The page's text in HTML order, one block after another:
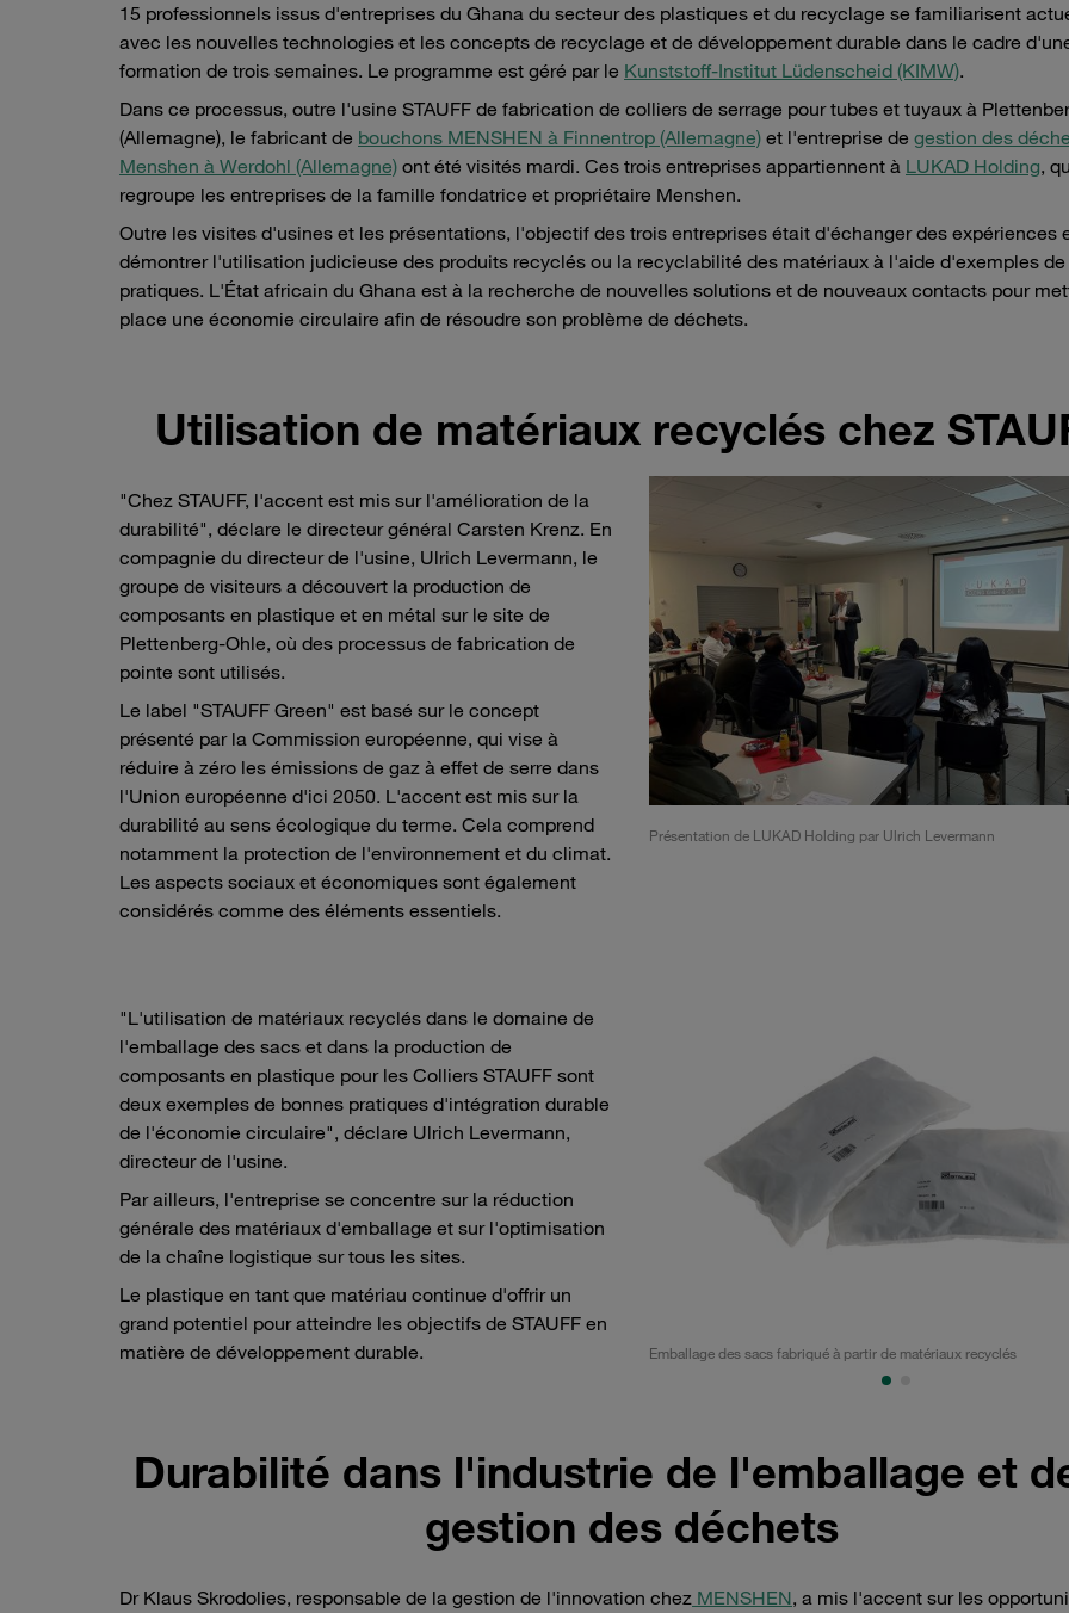
15 professionnels issus d'entreprises du Ghana du secteur des plastiques et du recyclage se familiarisent
avec les nouvelles technologies et les concepts de recyclage et de développement durable dans le cadre
formation de trois semaines. Le programme est géré par le Kunststoff-Institut Lüdenscheid (KIMW).
Dans ce processus, outre l'usine STAUFF de fabrication de colliers de serrage pour tubes et tuyaux à
(Allemagne), le fabricant de bouchons MENSHEN à Finnentrop (Allemagne) et l'entreprise de gestion des
Menshen à Werdohl (Allemagne) ont été visités mardi. Ces trois entreprises appartiennent à LUKAD Holding,
regroupe les entreprises de la famille fondatrice et propriétaire Menshen.
Outre les visites d'usines et les présentations, l'objectif des trois entreprises était d'échanger des expériences
démontrer l'utilisation judicieuse des produits recyclés ou la recyclabilité des matériaux à l'aide d'exemples
pratiques. L'État africain du Ghana est à la recherche de nouvelles solutions et de nouveaux contacts pour
place une économie circulaire afin de résoudre son problème de déchets.
Utilisation de matériaux recyclés chez
"Chez STAUFF, l'accent est mis sur l'amélioration de la
durabilité", déclare le directeur général Carsten Krenz. En
compagnie du directeur de l'usine, Ulrich Levermann, le
groupe de visiteurs a découvert la production de
composants en plastique et en métal sur le site de
Plettenberg-Ohle, où des processus de fabrication de
pointe sont utilisés.
Le label "STAUFF Green" est basé sur le concept
présenté par la Commission européenne, qui vise à
réduire à zéro les émissions de gaz à effet de serre dans
l'Union européenne d'ici 2050. L'accent est mis sur la
durabilité au sens écologique du terme. Cela comprend
notamment la protection de l'environnement et du climat.
Les aspects sociaux et économiques sont également
considérés comme des éléments essentiels.
Présentation de LUKAD Holding par Ulrich Levermann
"L'utilisation de matériaux recyclés dans le domaine de
l'emballage des sacs et dans la production de
composants en plastique pour les Colliers STAUFF sont
deux exemples de bonnes pratiques d'intégration durable
de l'économie circulaire", déclare Ulrich Levermann,
directeur de l'usine.
Par ailleurs, l'entreprise se concentre sur la réduction
générale des matériaux d'emballage et sur l'optimisation
de la chaîne logistique sur tous les sites.
Le plastique en tant que matériau continue d'offrir un
grand potentiel pour atteindre les objectifs de STAUFF en
matière de développement durable.
Emballage des sacs fabriqué à partir de matériaux recyclés Emballage des sacs fabriqué à partir de matériaux recyclés
Durabilité dans l'industrie de l'emballage et
gestion des déchets
Dr Klaus Skrodolies, responsable de la gestion de l'innovation chez MENSHEN, a mis l'accent sur les